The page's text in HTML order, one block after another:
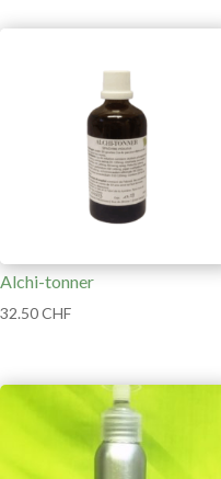
Alchi-tonner
32.50CHF